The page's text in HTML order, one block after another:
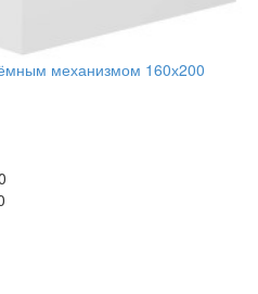
механизмом 160х200